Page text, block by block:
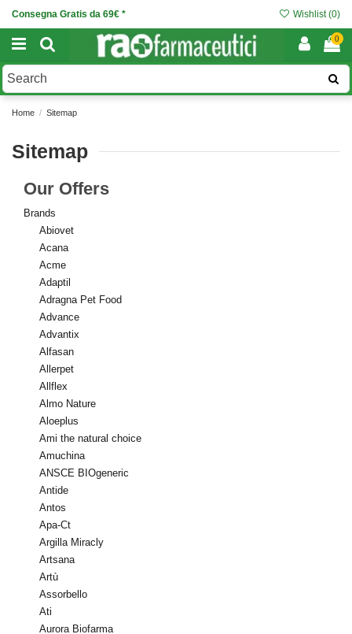
Consegna Gratis da 69€ * Wishlist (0)
0
Home Sitemap
Sitemap
Our Offers
Brands
Abiovet
Acana
Acme
Adaptil
Adragna Pet Food
Advance
Advantix
Alfasan
Allerpet
Allflex
Almo Nature
Aloeplus
Ami the natural choice
Amuchina
ANSCE BIOgeneric
Antide
Antos
Apa-Ct
Argilla Miracly
Artsana
Artù
Assorbello
Ati
Aurora Biofarma